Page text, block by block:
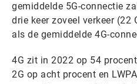
gemiddelde 5G-connectie
drie keer zoveel verkeer (22
als de gemiddelde 4G-
4G zit in 2022 op 54
2G op acht procent en